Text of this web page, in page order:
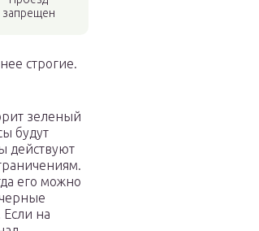
запрещен
строгие.
зеленый
будут
действуют
его можно
на